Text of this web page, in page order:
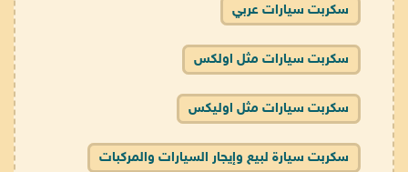
سكربت سيارات عربي
سكربت سيارات مثل اولكس
سكربت سيارات مثل اوليكس
سكربت سيارة لبيع وإيجار السيارات والمركبات